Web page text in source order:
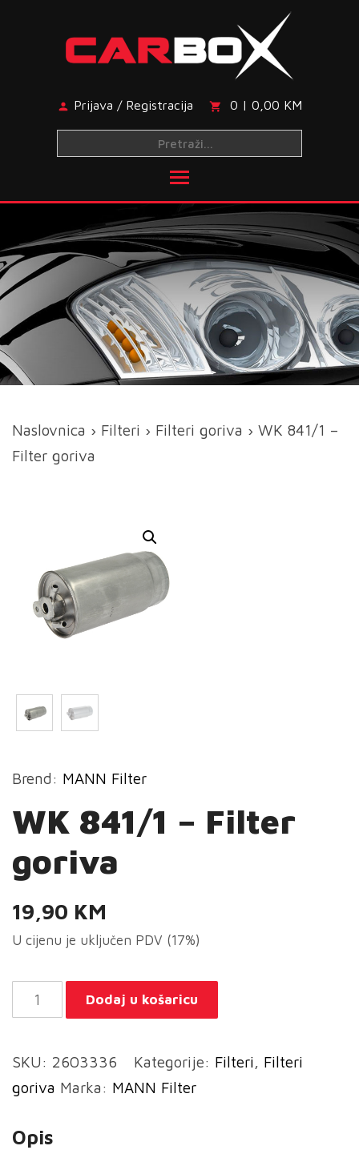
Prijava / Registracija 0 | 0,00 KM
Naslovnica › Filteri › Filteri goriva › WK 841/1 –
Filter goriva
Brend: MANN Filter
WK 841/1 – Filter
goriva
19,90 KM
U cijenu je uključen PDV (17%)
WK
841/1
Filter
goriva
Dodaj u košaricu
SKU: 2603336 Kategorije: Filteri, Filteri
goriva Marka: MANN Filter
Opis